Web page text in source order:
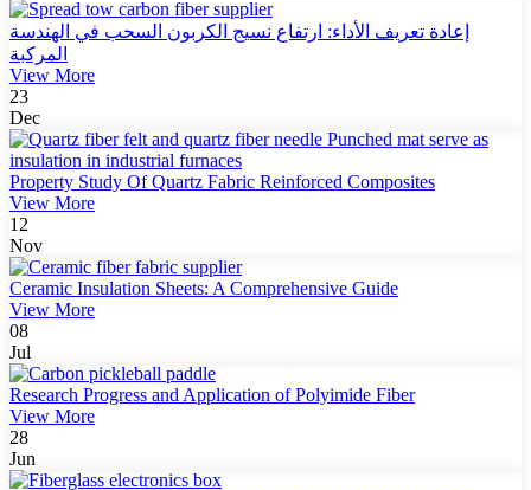
إعادة تعريف الأداء: ارتفاع نسيج الكربون السحب في الهندسة
المركبة
View More
23
Dec
Property Study Of Quartz Fabric Reinforced Composites
View More
12
Nov
Ceramic Insulation Sheets: A Comprehensive Guide
View More
08
Jul
Research Progress and Application of Polyimide Fiber
View More
28
Jun